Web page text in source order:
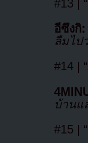
#13 |
อีซึงกิ:
ลืมไป
#14 |
บ้านแ
#15 |